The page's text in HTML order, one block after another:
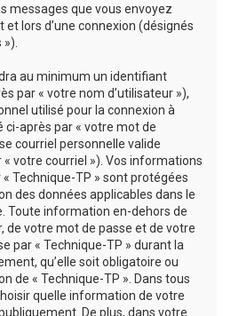
messages que vous envoyez
et lors d’une connexion (désignés
au minimum un identifiant
par « votre nom d’utilisateur »),
utilisé pour la connexion à
après par « votre mot de
courriel personnelle valide
votre courriel »). Vos informations
Technique-TP » sont protégées
des données applicables dans le
Toute information en-dehors de
de votre mot de passe et de votre
par « Technique-TP » durant la
qu’elle soit obligatoire ou
de « Technique-TP ». Dans tous
quelle information de votre
De plus, dans votre